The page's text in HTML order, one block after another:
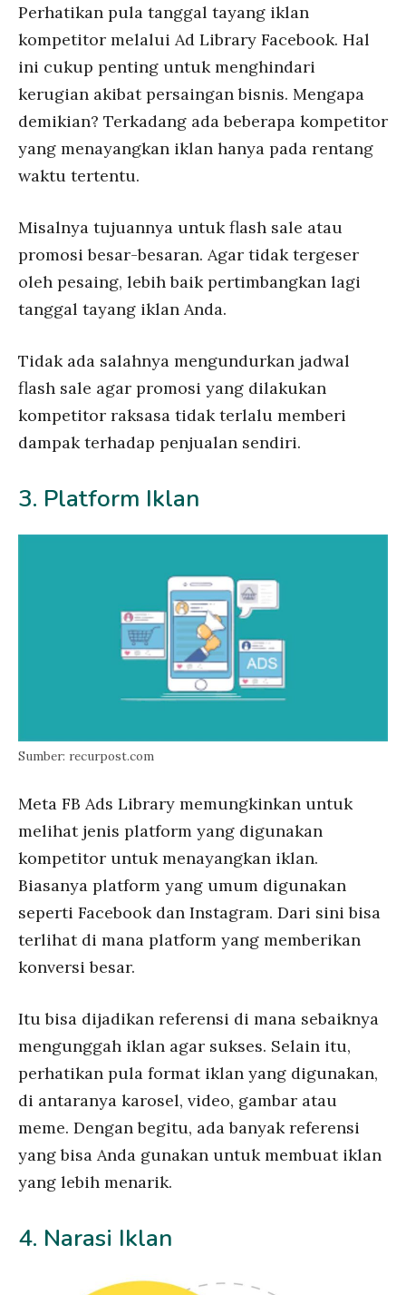
Perhatikan pula tanggal tayang iklan
kompetitor melalui Ad Library Facebook. Hal
ini cukup penting untuk menghindari
kerugian akibat persaingan bisnis. Mengapa
demikian? Terkadang ada beberapa kompetitor
yang menayangkan iklan hanya pada rentang
waktu tertentu.
Misalnya tujuannya untuk flash sale atau
promosi besar-besaran. Agar tidak tergeser
oleh pesaing, lebih baik pertimbangkan lagi
tanggal tayang iklan Anda.
Tidak ada salahnya mengundurkan jadwal
flash sale agar promosi yang dilakukan
kompetitor raksasa tidak terlalu memberi
dampak terhadap penjualan sendiri.
3. Platform Iklan
Sumber: recurpost.com
Meta FB Ads Library memungkinkan untuk
melihat jenis platform yang digunakan
kompetitor untuk menayangkan iklan.
Biasanya platform yang umum digunakan
seperti Facebook dan Instagram. Dari sini bisa
terlihat di mana platform yang memberikan
konversi besar.
Itu bisa dijadikan referensi di mana sebaiknya
mengunggah iklan agar sukses. Selain itu,
perhatikan pula format iklan yang digunakan,
di antaranya karosel, video, gambar atau
meme. Dengan begitu, ada banyak referensi
yang bisa Anda gunakan untuk membuat iklan
yang lebih menarik.
4. Narasi Iklan